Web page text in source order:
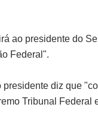
ao presidente do
Federal".
diz que
Tribunal Federal